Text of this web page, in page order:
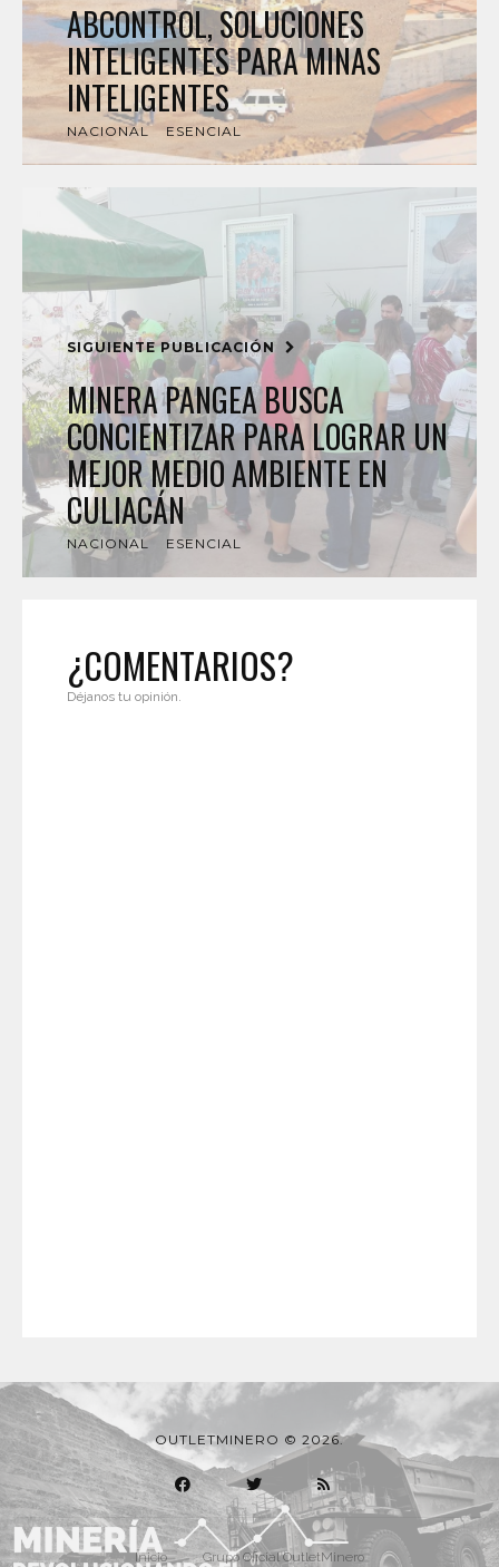
ABCONTROL, SOLUCIONES
INTELIGENTES PARA MINAS
INTELIGENTES
NACIONAL ESENCIAL
SIGUIENTE PUBLICACIÓN
MINERA PANGEA BUSCA
CONCIENTIZAR PARA LOGRAR UN
MEJOR MEDIO AMBIENTE EN
CULIACÁN
NACIONAL ESENCIAL
¿COMENTARIOS?
Déjanos tu opinión.
OUTLETMINERO © 2026.
Inicio Grupo Oficial OutletMinero